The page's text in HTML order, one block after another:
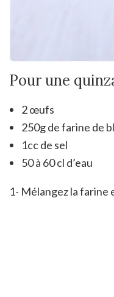
Pour une
2 œufs
250g de farine de
1cc de sel
50 à 60 cl d’eau
1- Mélangez la farine